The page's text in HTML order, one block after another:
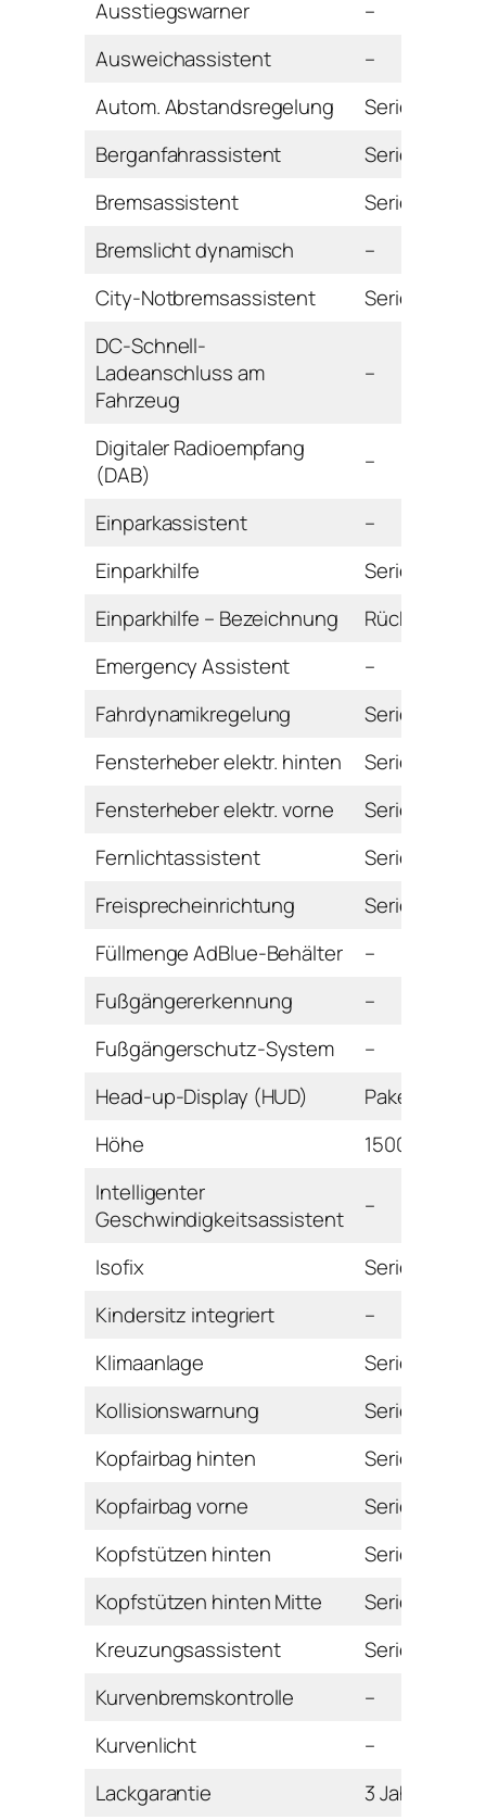
Ausstiegswarner
–
Ausweichassistent
–
Autom. Abstandsregelung
Serie
Berganfahrassistent
Serie
Bremsassistent
Serie
Bremslicht dynamisch
–
City-Notbremsassistent
Serie
DC-Schnell-
Ladeanschluss am
Fahrzeug
–
Digitaler Radioempfang
(DAB)
–
Einparkassistent
–
Einparkhilfe
Serie
Einparkhilfe – Bezeichnung
Emergency Assistent
–
Fahrdynamikregelung
Serie
Fensterheber elektr. hinten
Serie
Fensterheber elektr. vorne
Serie
Fernlichtassistent
Serie
Freisprecheinrichtung
Serie
Füllmenge AdBlue-Behälter
–
Fußgängererkennung
–
Fußgängerschutz-System
–
Head-up-Display (HUD)
Paket
Höhe
1500 mm
Intelligenter
Geschwindigkeitsassistent
–
Isofix
Serie
Kindersitz integriert
–
Klimaanlage
Serie
Kollisionswarnung
Serie
Kopfairbag hinten
Serie
Kopfairbag vorne
Serie
Kopfstützen hinten
Serie
Kopfstützen hinten Mitte
Serie
Kreuzungsassistent
Serie
Kurvenbremskontrolle
–
Kurvenlicht
–
Lackgarantie
3 Jahre